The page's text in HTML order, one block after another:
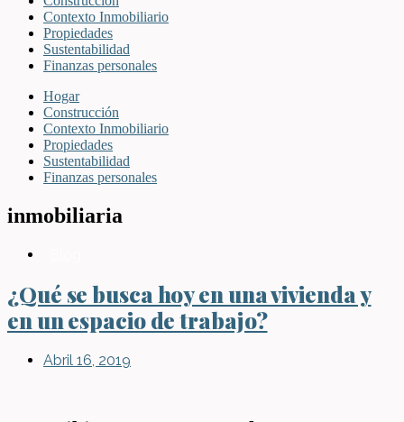
Contexto Inmobiliario
Propiedades
Sustentabilidad
Finanzas personales
Hogar
Construcción
Contexto Inmobiliario
Propiedades
Sustentabilidad
Finanzas personales
inmobiliaria
¿Qué se busca hoy en una vivienda y
en un espacio de trabajo?
Abril 16, 2019